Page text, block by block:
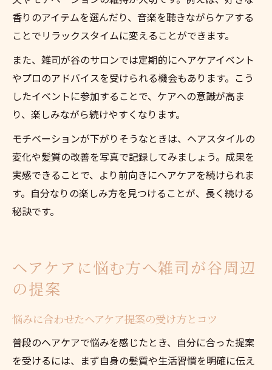
香りのアイテムを選んだり、音楽を聴きながらケアする
ことでリラックスタイムに変えることができます。
また、雑司が谷のサロンでは定期的にヘアケアイベント
やプロのアドバイスを受けられる機会もあります。こう
したイベントに参加することで、ケアへの意識が高ま
り、楽しみながら続けやすくなります。
モチベーションが下がりそうなときは、ヘアスタイルの
変化や髪質の改善を写真で記録してみましょう。成果を
実感できることで、より前向きにヘアケアを続けられま
す。自分なりの楽しみ方を見つけることが、長く続ける
秘訣です。
ヘアケアに悩む方へ雑司が谷周辺
の提案
悩みに合わせたヘアケア提案の受け方とコツ
普段のヘアケアで悩みを感じたとき、自分に合った提案
を受けるには、まず自身の髪質や生活習慣を明確に伝え